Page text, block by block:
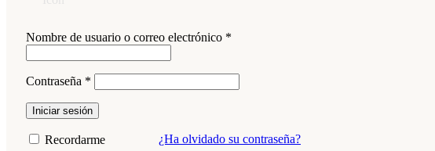
Nombre de usuario o correo electrónico *
Contraseña *
Iniciar sesión
¿Ha olvidado su contraseña?
Recordarme